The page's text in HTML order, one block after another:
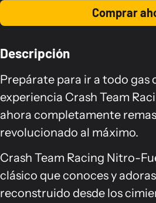
Comprar
Descripción
Prepárate para ir a todo gas
experiencia Crash Team
ahora completamente
revolucionado al máximo.
Crash Team Racing Nitro-
clásico que conoces y
reconstruido desde los